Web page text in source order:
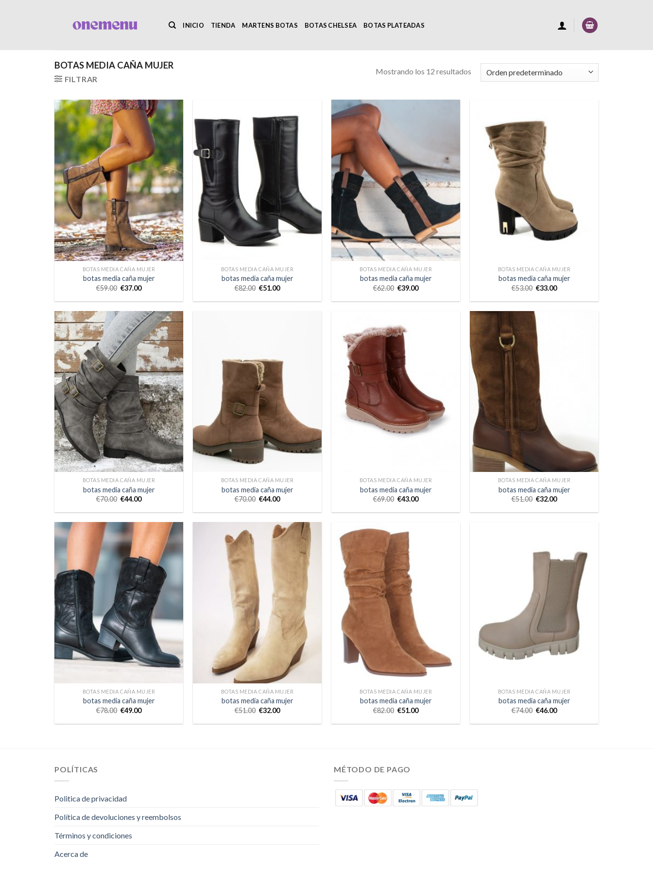
INICIO TIENDA MARTENS BOTAS BOTAS CHELSEA BOTAS PLATEADAS
BOTAS MEDIA CAÑA MUJER
FILTRAR
Mostrando los 12 resultados
BOTAS MEDIA CAÑA MUJER
botas media caña mujer
€59.00 €37.00
BOTAS MEDIA CAÑA MUJER
botas media caña mujer
€82.00 €51.00
BOTAS MEDIA CAÑA MUJER
botas media caña mujer
€62.00 €39.00
BOTAS MEDIA CAÑA MUJER
botas media caña mujer
€53.00 €33.00
BOTAS MEDIA CAÑA MUJER
botas media caña mujer
€70.00 €44.00
BOTAS MEDIA CAÑA MUJER
botas media caña mujer
€70.00 €44.00
BOTAS MEDIA CAÑA MUJER
botas media caña mujer
€69.00 €43.00
BOTAS MEDIA CAÑA MUJER
botas media caña mujer
€51.00 €32.00
BOTAS MEDIA CAÑA MUJER
botas media caña mujer
€78.00 €49.00
BOTAS MEDIA CAÑA MUJER
botas media caña mujer
€51.00 €32.00
BOTAS MEDIA CAÑA MUJER
botas media caña mujer
€82.00 €51.00
BOTAS MEDIA CAÑA MUJER
botas media caña mujer
€74.00 €46.00
POLÍTICAS
Politica de privacidad
Política de devoluciones y reembolsos
Términos y condiciones
Acerca de
MÉTODO DE PAGO